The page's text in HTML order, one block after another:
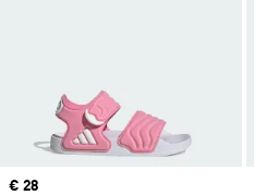
Price
€ 28